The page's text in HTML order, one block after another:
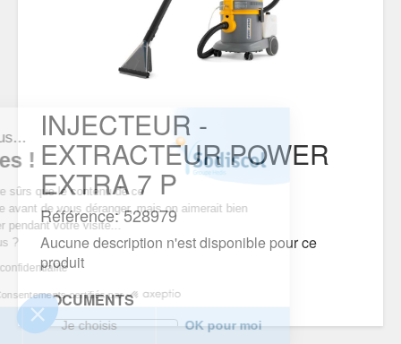
nous...
!
d’être sûrs que le contenu de ce
avant de vous déranger, mais on aimerait bien
pendant votre visite...
vous ?
de confidentialité
Consentements certifiés par
Je choisis OK pour moi
INJECTEUR -
EXTRACTEUR POWER
EXTRA 7 P
Référence: 528979
Aucune description n'est disponible pour ce
produit
DOCUMENTS
FICHE TECHNIQUE